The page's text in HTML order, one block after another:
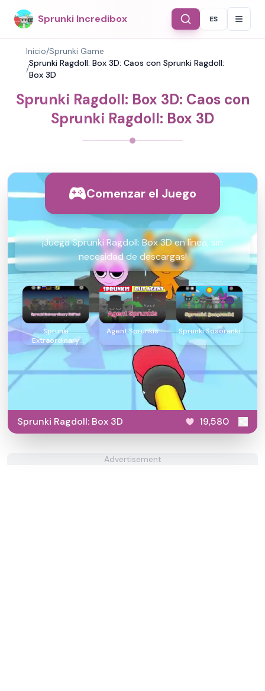
Sprunki Incredibox Select
ES
Inicio/Sprunki Game
/
Sprunki Ragdoll: Box 3D: Caos con Sprunki Ragdoll:
Box 3D
Sprunki Ragdoll: Box 3D: Caos con
Sprunki Ragdoll: Box 3D
Comenzar el Juego
¡Juega Sprunki Ragdoll: Box 3D en línea, sin
necesidad de descargas!
Sprunki
Extraordinary
Shifted
Agent Sprunkis Sprunki Sosoranki
Sprunki Ragdoll: Box 3D 19,580
Advertisement